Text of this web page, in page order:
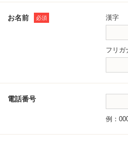
お名前 必須 漢字
フリガ
電話番号
例：